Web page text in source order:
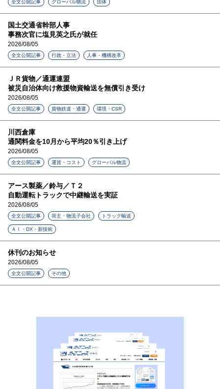
全文公開記事 グローバル物流 団体
国土交通省幹部人事
事務次官に塩見英之氏が就任
2026/08/05
全文公開記事 行政・立法 人事・機構改革
ＪＲ貨物／通運連盟
被災自治体向け救援物資輸送を無償引き受け
2026/08/05
全文公開記事 貨物鉄道・通運 環境・CSR
川西倉庫
通関料金を10月から平均20％引き上げ
2026/08/05
全文公開記事 運賃・コスト グローバル物流
アース製薬／鈴与／Ｔ２
自動運転トラックで中継輸送を実証
2026/08/05
全文公開記事 荷主・物流子会社 トラック輸送
ＡＩ・DX・新技術
休刊のお知らせ
2026/08/05
全文公開記事 その他